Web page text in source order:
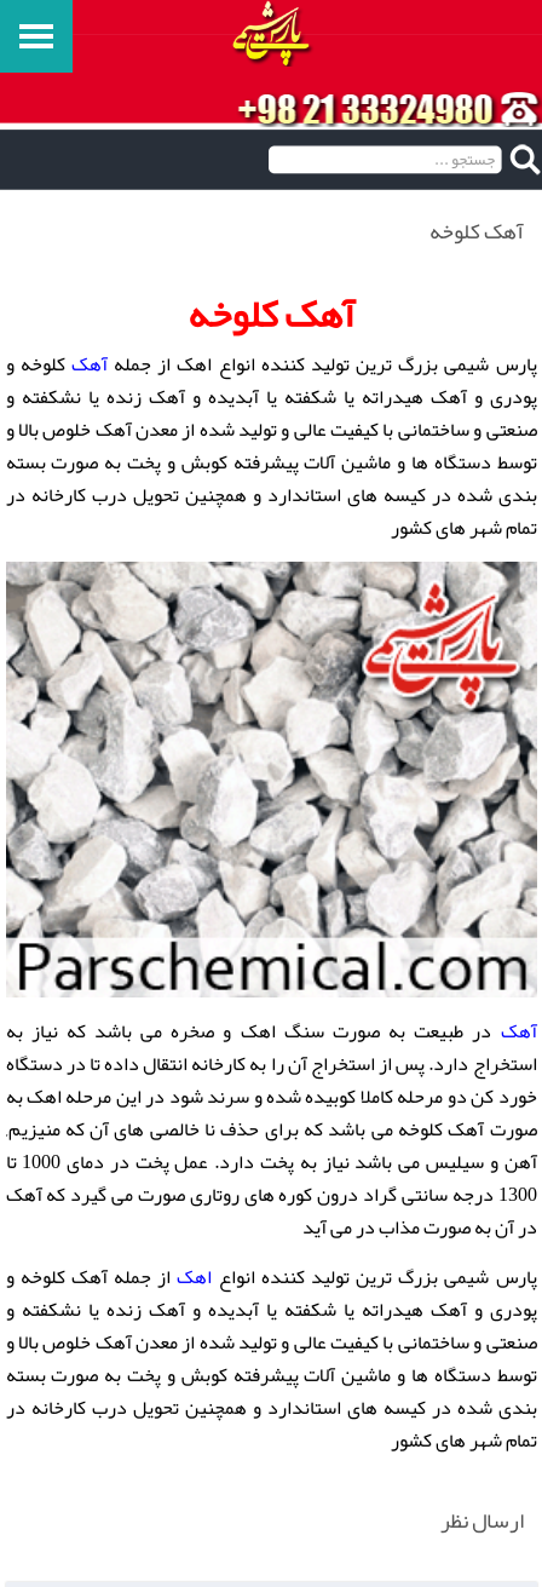
آهک کلوخه
آهک کلوخه
پارس شیمی بزرگ ترین تولید کننده انواع اهک از جملهآهککلوخه و
پودری و آهک هیدراته یا شکفته یا آبدیده و آهک زنده یا نشکفته و
صنعتی و ساختمانی با کیفیت عالی و تولید شده از معدن آهک خلوص بالا و
توسط دستگاه ها و ماشین آلات پیشرفته کوبش و پخت به صورت بسته
بندی شده در کیسه های استاندارد و همچنین تحویل درب کارخانه در
تمام شهر های کشور
آهک در طبیعت به صورت سنگ اهک و صخره می باشد که نیاز به
استخراج دارد. پس از استخراج آن را به کارخانه انتقال داده تا در دستگاه
خورد کن دو مرحله کاملا کوبیده شده و سرند شود در این مرحله اهک به
صورت آهک کلوخه می باشد که برای حذف نا خالصی های آن که منیزیم,
آهن و سیلیس می باشد نیاز به پخت دارد. عمل پخت در دمای 1000 تا
1300 درجه سانتی گراد درون کوره های روتاری صورت می گیرد که آهک
در آن به صورت مذاب در می آید
پارس شیمی بزرگ ترین تولید کننده انواع اهکاز جمله آهک کلوخه و
پودری و آهک هیدراته یا شکفته یا آبدیده و آهک زنده یا نشکفته و
صنعتی و ساختمانی با کیفیت عالی و تولید شده از معدن آهک خلوص بالا و
توسط دستگاه ها و ماشین آلات پیشرفته کوبش و پخت به صورت بسته
بندی شده در کیسه های استاندارد و همچنین تحویل درب کارخانه در
تمام شهر های کشور
ارسال نظر